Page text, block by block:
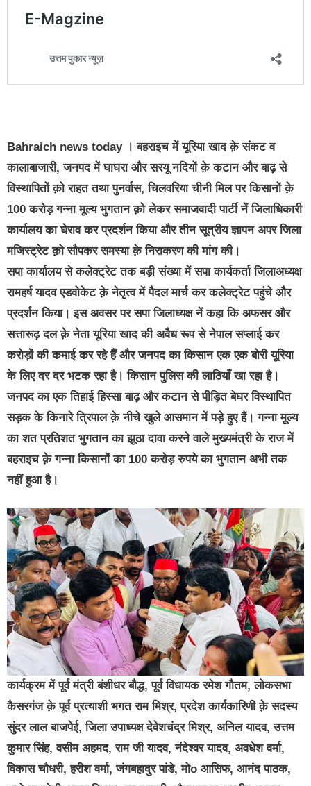
Bahraich news today । बहराइच में यूरिया खाद क़े संकट व
कालाबाजारी, जनपद में घाघरा और सरयू नदियों क़े कटान और बाढ़ से
विस्थापितों क़ो राहत तथा पुनर्वास, चिलवरिया चीनी मिल पर किसानों क़े
100 करोड़ गन्ना मूल्य भुगतान क़ो लेकर समाजवादी पार्टी नें जिलाधिकारी
कार्यालय का घेराव कर प्रदर्शन किया और तीन सूत्रीय ज्ञापन अपर जिला
मजिस्ट्रेट क़ो सौपकर समस्या क़े निराकरण की मांग की।
सपा कार्यालय से कलेक्ट्रेट तक बड़ी संख्या में सपा कार्यकर्ता जिलाअध्यक्ष
रामहर्ष यादव एडवोकेट क़े नेतृत्व में पैदल मार्च कर कलेक्ट्रेट पहुंचे और
प्रदर्शन किया। इस अवसर पर सपा जिलाध्यक्ष नें कहा कि अफसर और
सत्तारूढ़ दल क़े नेता यूरिया खाद की अवैध रूप से नेपाल सप्लाई कर
करोड़ों की कमाई कर रहे हैँ और जनपद का किसान एक एक बोरी यूरिया
के लिए दर दर भटक रहा है। किसान पुलिस की लाठियाँ खा रहा है।
जनपद का एक तिहाई हिस्सा बाढ़ और कटान से पीड़ित बेघर विस्थापित
सड़क के किनारे त्रिपाल क़े नीचे खुले आसमान में पड़े हुए हैं। गन्ना मूल्य
का शत प्रतिशत भुगतान का झूठा दावा करने वाले मुख्यमंत्री के राज में
बहराइच क़े गन्ना किसानों का 100 करोड़ रुपये का भुगतान अभी तक
नहीं हुआ है।
कार्यक्रम में पूर्व मंत्री बंशीधर बौद्ध, पूर्व विधायक रमेश गौतम, लोकसभा
कैसरगंज क़े पूर्व प्रत्याशी भगत राम मिश्र, प्रदेश कार्यकारिणी क़े सदस्य
सुंदर लाल बाजपेई, जिला उपाध्यक्ष देवेशचंद्र मिश्र, अनिल यादव, उत्तम
कुमार सिंह, वसीम अहमद, राम जी यादव, नंदेश्वर यादव, अवधेश वर्मा,
विकास चौधरी, हरीश वर्मा, जंगबहादुर पांडे, मोo आसिफ, आनंद पाठक,